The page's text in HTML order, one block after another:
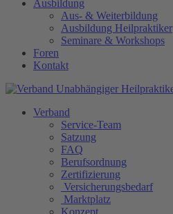
Ausbildung
Aus- & Weiterbildung
Ausbildung Heilpraktiker
Seminare & Workshops
Foren
Kontakt
Verband
Service-Team
Satzung
FAQ
Berufsordnung
Zertifizierung
Versicherungsbedarf
Marktplatz
Konzept